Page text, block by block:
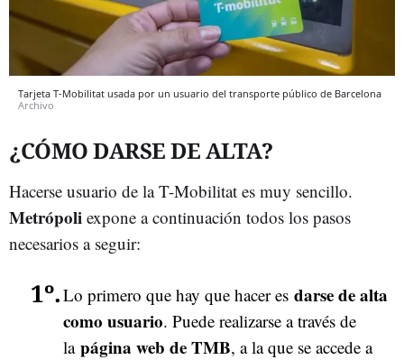
Tarjeta T-Mobilitat usada por un usuario del transporte público de Barcelona
Archivo
¿CÓMO DARSE DE ALTA?
Hacerse usuario de la T-Mobilitat es muy sencillo.
Metrópoli expone a continuación todos los pasos
necesarios a seguir:
Lo primero que hay que hacer es darse de alta
como usuario. Puede realizarse a través de
la página web de TMB, a la que se accede a